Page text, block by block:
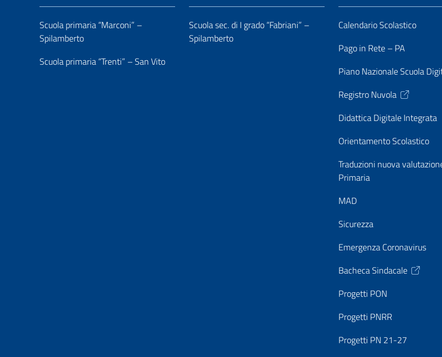
Scuola primaria “Marconi” –
Spilamberto
Scuola primaria “Trenti” – San Vito
Scuola sec. di I grado “Fabriani” –
Spilamberto
Calendario Scolastico
Pago in Rete – PA
Piano Nazionale Scuola
Registro Nuvola
Didattica Digitale Integrata
Orientamento Scolastico
Traduzioni nuova
Primaria
MAD
Sicurezza
Emergenza Coronavirus
Bacheca Sindacale
Progetti PON
Progetti PNRR
Progetti PN 21-27